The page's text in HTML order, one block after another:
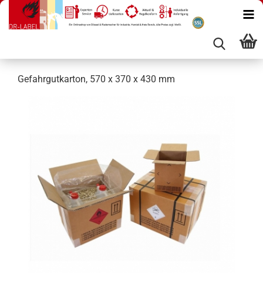
Gefahrgutkarton, 570 x 370 x 430 mm